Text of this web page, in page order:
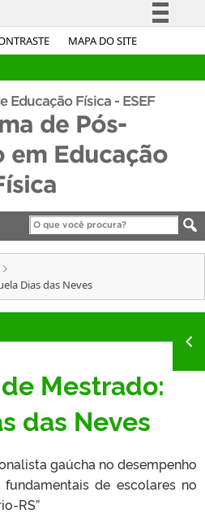
MAPA DO SITE
Simplifique!
Acesso à informação
Legislação
Canais
Educação Física - ESEF
de Pós-
em Educação
Dias das Neves
Mestrado:
das Neves
gaúcha no desempenho
de escolares no
RS”